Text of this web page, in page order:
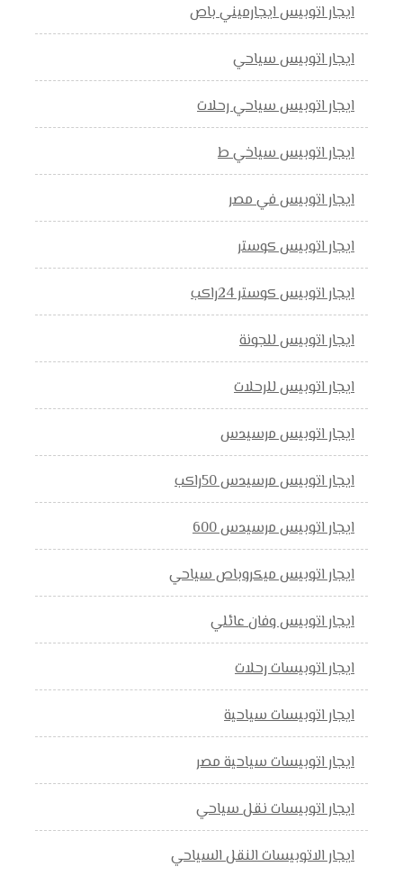
ايجار اتوبيس ايجارميني باص
ايجار اتوبيس سياحي
ايجار اتوبيس سياحي رحلات
ايجار اتوبيس سياخي ط
ايجار اتوبيس في مصر
ايجار اتوبيس كوستر
ايجار اتوبيس كوستر 24راكب
ايجار اتوبيس للجونة
ايجار اتوبيس للرحلات
ايجار اتوبيس مرسيدس
ايجار اتوبيس مرسيدس 50راكب
ايجار اتوبيس مرسيدس 600
ايجار اتوبيس ميكروباص سياحي
ايجار اتوبيس وفان عائلي
ايجار اتوبيسات رحلات
ايجار اتوبيسات سياحية
ايجار اتوبيسات سياحية مصر
ايجار اتوبيسات نقل سياحي
ايجار الاتوبيسات النقل السياحي